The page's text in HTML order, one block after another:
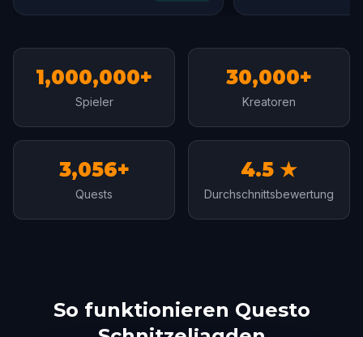
1,000,000+
Spieler
30,000+
Kreatoren
3,056+
Quests
4.5 ★
Durchschnittsbewertung
So funktionieren Questo